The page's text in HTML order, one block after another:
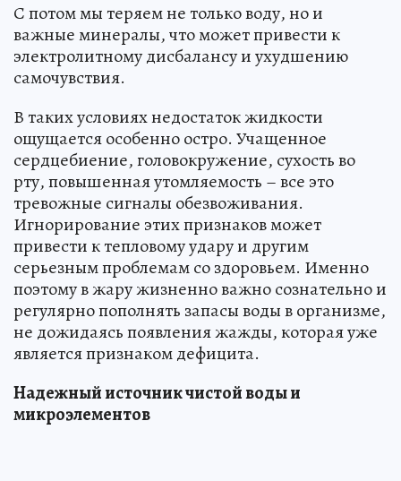
С потом мы теряем не только воду, но и
важные минералы, что может привести к
электролитному дисбалансу и ухудшению
самочувствия.
В таких условиях недостаток жидкости
ощущается особенно остро. Учащенное
сердцебиение, головокружение, сухость во
рту, повышенная утомляемость – все это
тревожные сигналы обезвоживания.
Игнорирование этих признаков может
привести к тепловому удару и другим
серьезным проблемам со здоровьем. Именно
поэтому в жару жизненно важно сознательно и
регулярно пополнять запасы воды в организме,
не дожидаясь появления жажды, которая уже
является признаком дефицита.
Надежный источник чистой воды и
микроэлементов